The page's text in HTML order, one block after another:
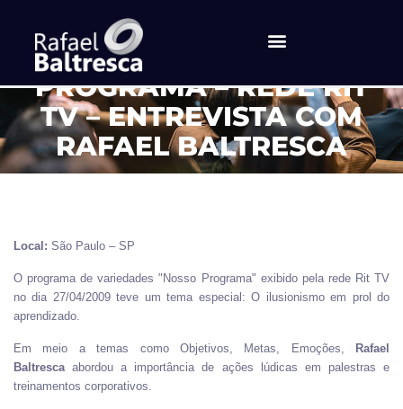
PROGRAMA NOSSO
PROGRAMA – REDE RIT
TV – ENTREVISTA COM
RAFAEL BALTRESCA
Local: São Paulo – SP
O programa de variedades "Nosso Programa" exibido pela rede Rit TV
no dia 27/04/2009 teve um tema especial: O ilusionismo em prol do
aprendizado.
Em meio a temas como Objetivos, Metas, Emoções,
Rafael
Baltrescaabordou a importância de ações lúdicas em palestras e
treinamentos corporativos.